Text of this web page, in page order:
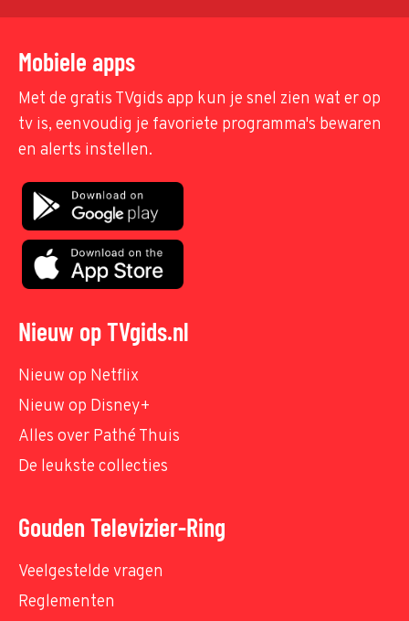
Mobiele apps
Met de gratis TVgids app kun je snel zien wat er op
tv is, eenvoudig je favoriete programma's bewaren
en alerts instellen.
Nieuw op TVgids.nl
Nieuw op Netflix
Nieuw op Disney+
Alles over Pathé Thuis
De leukste collecties
Gouden Televizier-Ring
Veelgestelde vragen
Reglementen